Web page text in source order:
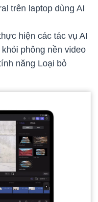
trên laptop dùng AI
hiện các tác vụ AI
phông nền video
năng Loại bỏ